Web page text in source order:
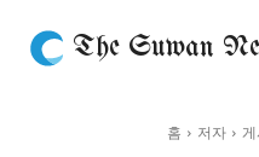
The Suwan
홈 저자